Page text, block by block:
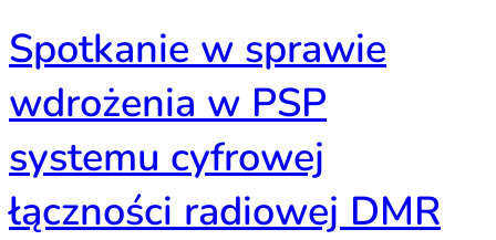
Spotkanie w sprawie
wdrożenia w PSP
systemu cyfrowej
łączności radiowej DMR